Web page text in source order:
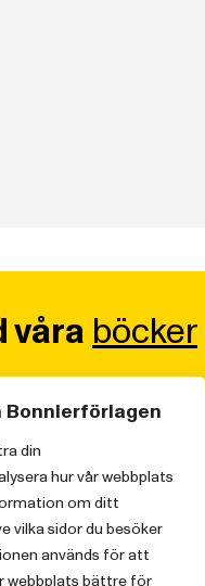
Bonnierförlagen
din
hur vår webbplats
om ditt
vilka sidor du besöker
används för att
webbplats bättre för
våraböcker
att sprida